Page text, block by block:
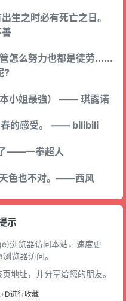
生之时必有死亡之日。
怎么努力也都是徒劳......
?
本小姐最強） —— 琪露诺
春的感受。 —— bilibili
——一拳超人
色也不对。——西风
示
浏览器访问本站，速度更
览器访问。
地址，并分享给您的朋友。
进行收藏